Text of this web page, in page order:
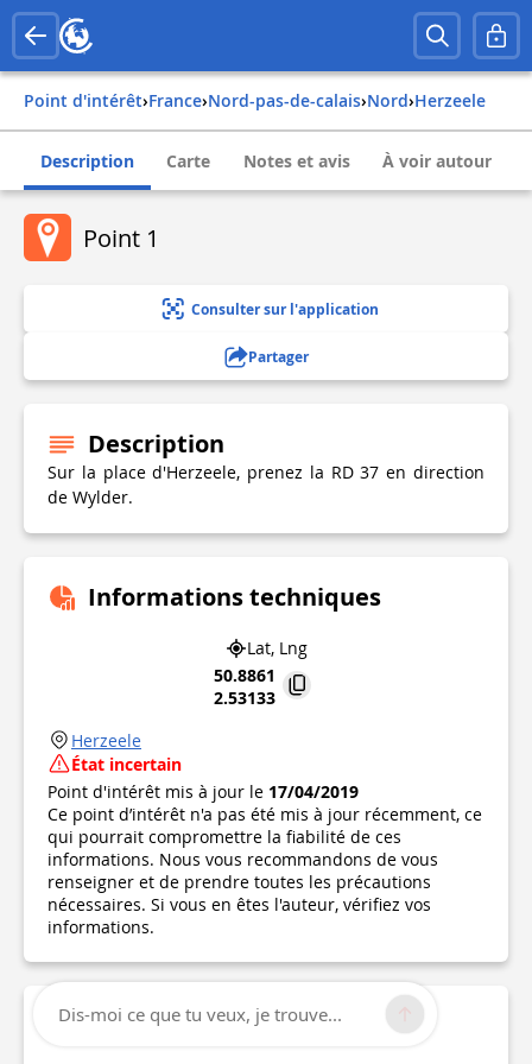
Point d'intérêt› france› nord-pas-de-calais› nord› herzeele
Description Carte Notes et avis À voir autour
Point 1
Consulter sur l'application
Partager
Description
Sur la place d'Herzeele, prenez la RD 37 en direction
de Wylder.
Informations techniques
Lat, Lng
50.8861
2.53133
Herzeele
État incertain
Point d'intérêt mis à jour le 17/04/2019
Ce point d’intérêt n'a pas été mis à jour récemment, ce
qui pourrait compromettre la fiabilité de ces
informations. Nous vous recommandons de vous
renseigner et de prendre toutes les précautions
nécessaires. Si vous en êtes l'auteur, vérifiez vos
informations.
Dis-moi ce que tu veux, je trouve...